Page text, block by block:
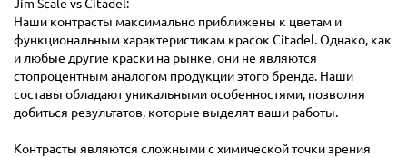
Наши контрасты максимально приближены к цветам и
функциональным характеристикам красок Citadel. Однако, как
и любые другие краски на рынке, они не являются
стопроцентным аналогом продукции этого бренда. Наши
составы обладают уникальными особенностями, позволяя
добиться результатов, которые выделят ваши работы.
Контрасты являются сложными с химической точки зрения